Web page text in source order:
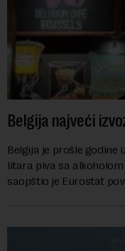
Belgija najveći
Belgija je prošle godine
litara piva sa
saopštio je Eurostat